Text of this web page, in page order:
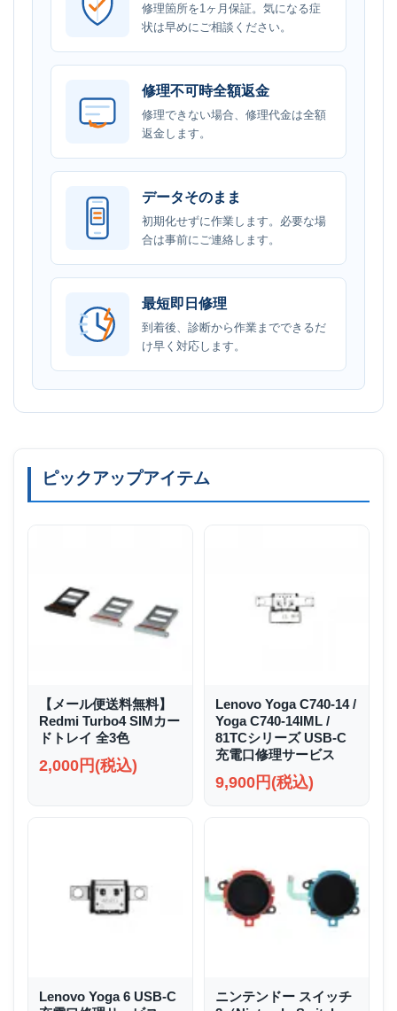
修理箇所を1ヶ月保証。気になる症
状は早めにご相談ください。
修理不可時全額返金
修理できない場合、修理代金は全額
返金します。
データそのまま
初期化せずに作業します。必要な場
合は事前にご連絡します。
最短即日修理
到着後、診断から作業までできるだ
け早く対応します。
ピックアップアイテム
【メール便送料無料】
Redmi Turbo4 SIMカー
ドトレイ 全3色
2,000円(税込)
Lenovo Yoga C740-14 /
Yoga C740-14IML /
81TCシリーズ USB-C
充電口修理サービス
9,900円(税込)
Lenovo Yoga 6 USB-C
ニンテンドー スイッチ